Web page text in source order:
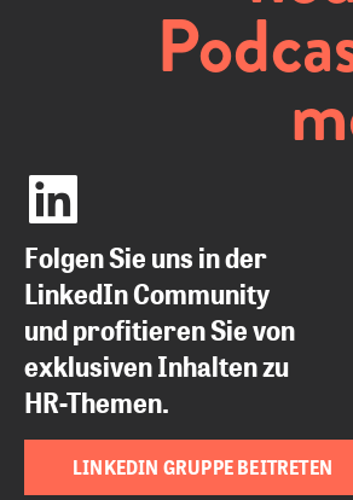
Folgen Sie uns in der
LinkedIn Community
und profitieren Sie von
exklusiven Inhalten zu
HR-Themen.
LINKEDIN GRUPPE BEITRETEN